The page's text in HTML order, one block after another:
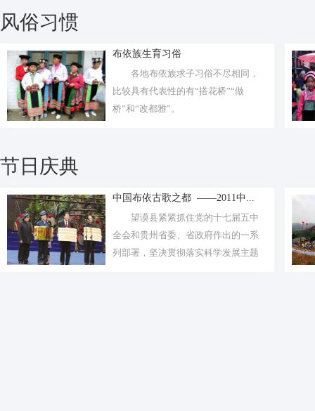
风俗习惯
布依族生育习俗
各地布依族求子习俗不尽相同，
比较具有代表性的有“搭花桥”“做
桥”和“改都雅”。
节日庆典
中国布依古歌之都 ——2011中...
望谟县紧紧抓住党的十七届五中
全会和贵州省委、省政府作出的一系
列部署，坚决贯彻落实科学发展主题